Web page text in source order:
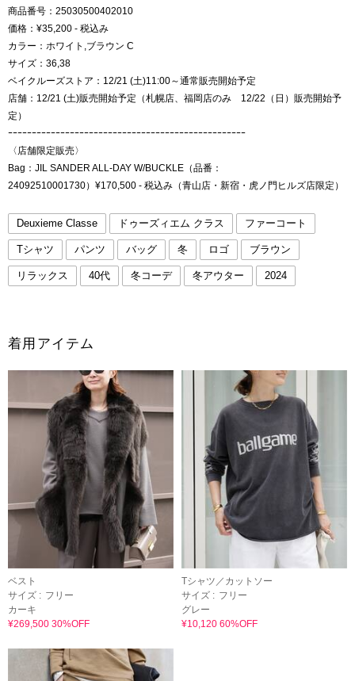
商品番号：25030500402010
価格：¥35,200 - 税込み
カラー：ホワイト,ブラウン C
サイズ：36,38
ベイクルーズストア：12/21 (土)11:00～通常販売開始予定
店舗：12/21 (土)販売開始予定（札幌店、福岡店のみ 12/22（日）販売開始予
定）
ｰｰｰｰｰｰｰｰｰｰｰｰｰｰｰｰｰｰｰｰｰｰｰｰｰｰｰｰｰｰｰｰｰｰｰｰｰｰｰｰｰｰｰｰｰｰｰｰｰｰ
〈店舗限定販売〉
Bag：JIL SANDER ALL-DAY W/BUCKLE（品番：
24092510001730）¥170,500 - 税込み（青山店・新宿・虎ノ門ヒルズ店限定）
Deuxieme Classe ドゥーズィエム クラス ファーコート
Tシャツ パンツ バッグ 冬 ロゴ ブラウン
リラックス 40代 冬コーデ 冬アウター 2024
着用アイテム
ベスト
サイズ : フリー
カーキ
¥269,500 30%OFF
Tシャツ／カットソー
サイズ : フリー
グレー
¥10,120 60%OFF